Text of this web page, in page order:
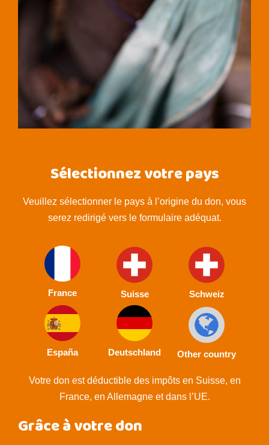
Sélectionnez votre pays
Veuillez sélectionner le pays à l’origine du don, vous
serez redirigé vers le formulaire adéquat.
France Suisse Schweiz
España Deutschland Other country
Votre don est déductible des impôts en Suisse, en
France, en Allemagne et dans l’UE.
Grâce à votre don